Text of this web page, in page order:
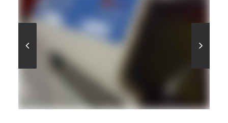
聯絡我們
简体